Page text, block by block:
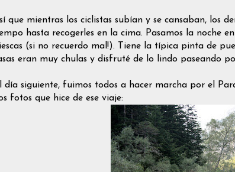
que mientras los ciclistas subían y se cansaban, los
hasta recogerles en la cima. Pasamos la noche
(si no recuerdo mal!). Tiene la típica pinta de
eran muy chulas y disfruté de lo lindo paseando
día siguiente, fuimos todos a hacer marcha por el
fotos que hice de ese viaje: